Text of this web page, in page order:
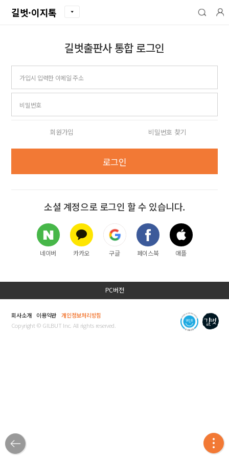
길벗·이지톡
길벗출판사 통합 로그인
아이디
비밀번호
회원가입 비밀번호 찾기
로그인
소셜 계정으로 로그인 할 수 있습니다.
네이버 카카오 구글 페이스북 애플
PC버전
회사소개 이용약관
개인정보처리방침
Copyright © GILBUT Inc. All rights reserved.